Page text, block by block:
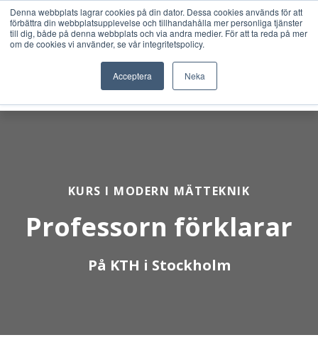
Denna webbplats lagrar cookies på din dator. Dessa cookies används för att
förbättra din webbplatsupplevelse och tillhandahålla mer personliga tjänster
till dig, både på denna webbplats och via andra medier. För att ta reda på mer
om de cookies vi använder, se vår integritetspolicy.
Acceptera Neka
KURS I MODERN MÄTTEKNIK
Professorn förklarar
På KTH i Stockholm